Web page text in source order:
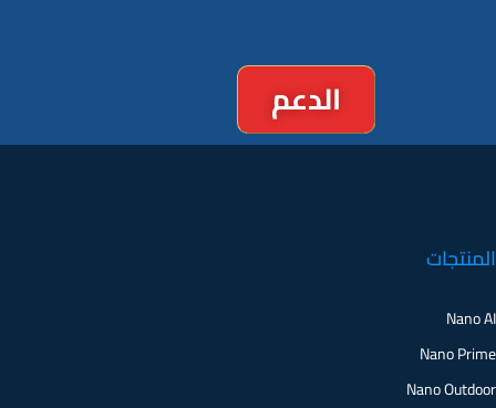
الدعم
المنتجات
Nano AI
Nano Prime
Nano Outdoor